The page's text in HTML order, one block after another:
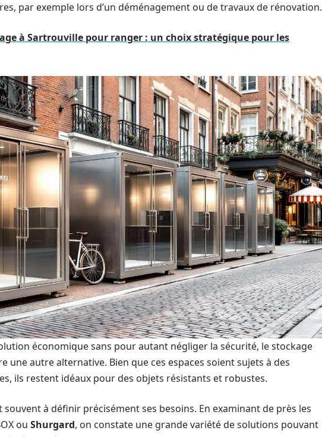
par exemple lors d’un déménagement ou de travaux de rénovation.
à Sartrouville pour ranger : un choix stratégique pour les
économique sans pour autant négliger la sécurité, le stockage
une autre alternative. Bien que ces espaces soient sujets à des
ils restent idéaux pour des objets résistants et robustes.
à définir précisément ses besoins. En examinant de près les
ou Shurgard, on constate une grande variété de solutions pouvant